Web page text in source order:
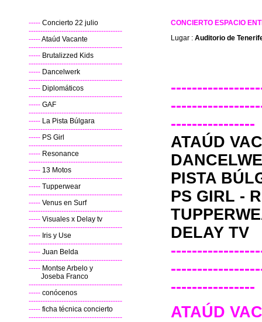
----- Concierto 22 julio
----------------------------------------
-----Ataúd Vacante
----------------------------------------
----- Brutalizzed Kids
----------------------------------------
----- Dancelwerk
----------------------------------------
----- Diplomáticos
----------------------------------------
----- GAF
----------------------------------------
----- La Pista Búlgara
----------------------------------------
----- PS Girl
----------------------------------------
----- Resonance
----------------------------------------
----- 13 Motos
----------------------------------------
----- Tupperwear
----------------------------------------
----- Venus en Surf
----------------------------------------
----- Visuales x Delay tv
----------------------------------------
----- Iris y Use
----------------------------------------
----- Juan Belda
----------------------------------------
----- Montse Arbelo y
Joseba Franco
----------------------------------------
----- conócenos
----------------------------------------
----- ficha técnica concierto
----------------------------------------
CONCIERTO ESPACIO
Lugar : Auditorio de
----------------
ATAÚD
PISTA
PS GIRL -
DELAY TV
----------------
ATAÚD